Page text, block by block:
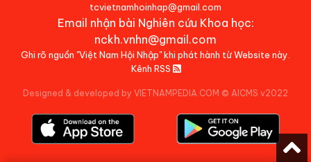
tcvietnamhoinhap@gmail.com
Email nhận bài Nghiên cứu Khoa học:
nckh.vnhn@gmail.com
Ghi rõ nguồn "Việt Nam Hội Nhập" khi phát hành từ Website này.
Kênh RSS
Designed & developed by VIETNAMPEDIA.COM © AICMS v2022